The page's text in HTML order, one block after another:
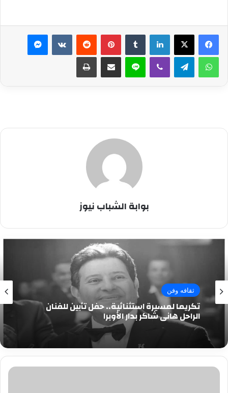
لينكدإن بينتيريست ماسنجر
واتساب تيلقرام ڤايبر لاين مشاركة عبر البريد طباعة
بوابة الشباب نيوز
ثقافه وفن
تكريما لمسيرة استثنائية.. حفل تأبين للفنان
الراحل هاني شاكر بدار الأوبرا
حسام